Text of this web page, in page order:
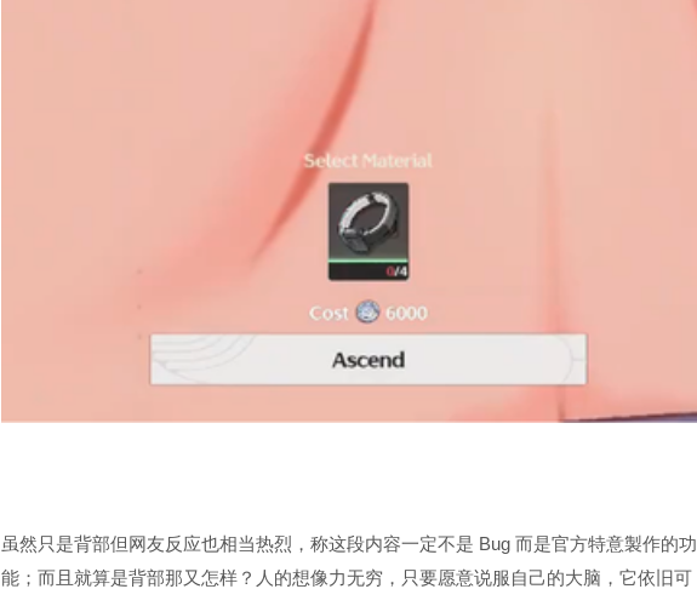
虽然只是背部但网友反应也相当热烈，称这段内容一定不是 Bug 而是官方特意製作的功
能；而且就算是背部那又怎样？人的想像力无穷，只要愿意说服自己的大脑，它依旧可